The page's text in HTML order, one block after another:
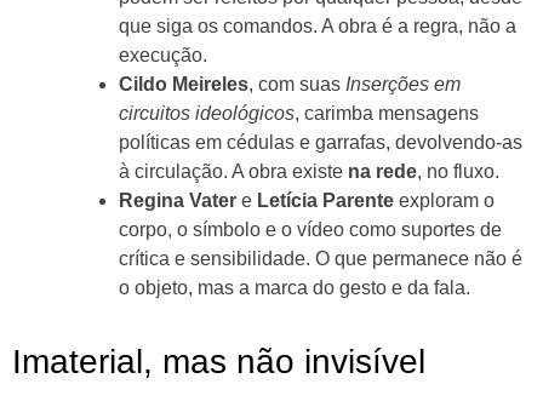
que siga os comandos. A obra é a regra, não a
execução.
Cildo Meireles, com suas Inserções em
circuitos ideológicos, carimba mensagens
políticas em cédulas e garrafas, devolvendo-as
à circulação. A obra existe na rede, no fluxo.
Regina Vater e Letícia Parente exploram o
corpo, o símbolo e o vídeo como suportes de
crítica e sensibilidade. O que permanece não é
o objeto, mas a marca do gesto e da fala.
Imaterial, mas não invisível